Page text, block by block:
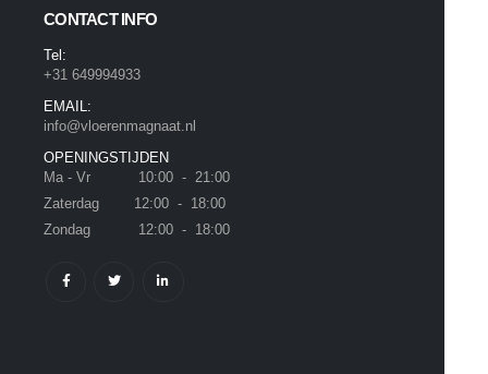
CONTACT INFO
Tel:
+31 649994933
EMAIL:
info@vloerenmagnaat.nl
OPENINGSTIJDEN
Ma - Vr 10:00 - 21:00
Zaterdag 12:00 - 18:00
Zondag 12:00 - 18:00